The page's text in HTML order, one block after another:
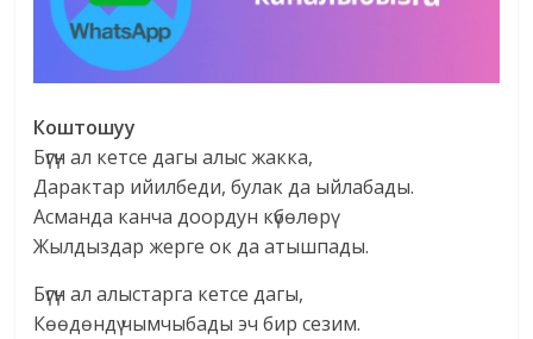
Коштошуу
Бүгүн ал кетсе дагы алыс жакка,
Дарактар ийилбеди, булак да ыйлабады.
Асманда канча доордун күбөлөрү
Жылдыздар жерге ок да атышпады.
Бүгүн ал алыстарга кетсе дагы,
Көөдөндү чымчыбады эч бир сезим.